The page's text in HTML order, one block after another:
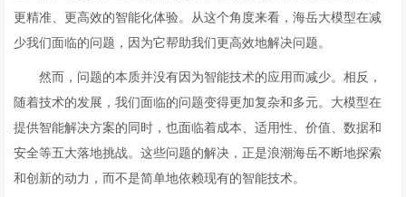
更精准、更高效的智能化体验。从这个角度来看，海岳大模型在减
少我们面临的问题，因为它帮助我们更高效地解决问题。
然而，问题的本质并没有因为智能技术的应用而减少。相反，
随着技术的发展，我们面临的问题变得更加复杂和多元。大模型在
提供智能解决方案的同时，也面临着成本、适用性、价值、数据和
安全等五大落地挑战。这些问题的解决，正是浪潮海岳不断地探索
和创新的动力，而不是简单地依赖现有的智能技术。